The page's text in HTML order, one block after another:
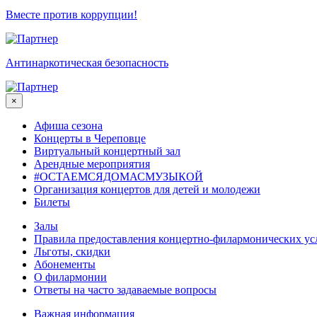
Вместе против коррупции!
Антинаркотическая безопасность
×
Афиша сезона
Концерты в Череповце
Виртуальный концертный зал
Арендные мероприятия
#ОСТАЕМСЯДОМАСМУЗЫКОЙ
Организация концертов для детей и молодежи
Билеты
Залы
Правила предоставления концертно-филармонических
Льготы, скидки
Абонементы
О филармонии
Ответы на часто задаваемые вопросы
Важная информация